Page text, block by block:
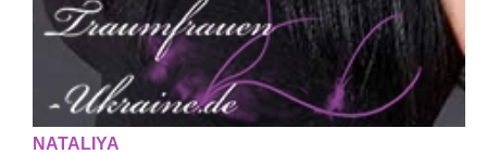
NATALIYA